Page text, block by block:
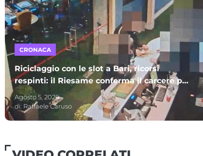
CRONACA
Riciclaggio con le slot a Bari, ricorsi
respinti: il Riesame conferma il carcere per
sette indagati – I NOMI
Agosto 5, 2026
di: Raffaele Caruso